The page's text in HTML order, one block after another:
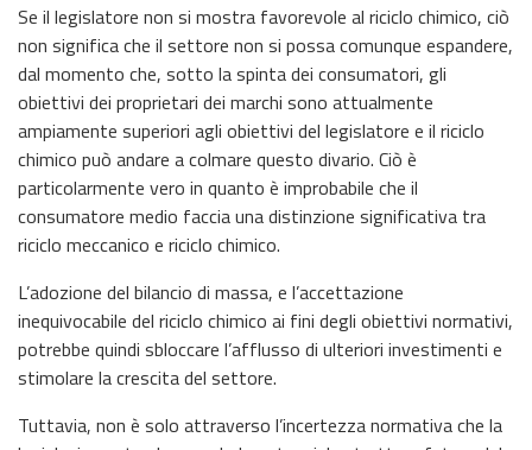
Se il legislatore non si mostra favorevole al riciclo chimico, ciò
non significa che il settore non si possa comunque espandere,
dal momento che, sotto la spinta dei consumatori, gli
obiettivi dei proprietari dei marchi sono attualmente
ampiamente superiori agli obiettivi del legislatore e il riciclo
chimico può andare a colmare questo divario. Ciò è
particolarmente vero in quanto è improbabile che il
consumatore medio faccia una distinzione significativa tra
riciclo meccanico e riciclo chimico.
L’adozione del bilancio di massa, e l’accettazione
inequivocabile del riciclo chimico ai fini degli obiettivi normativi,
potrebbe quindi sbloccare l’afflusso di ulteriori investimenti e
stimolare la crescita del settore.
Tuttavia, non è solo attraverso l’incertezza normativa che la